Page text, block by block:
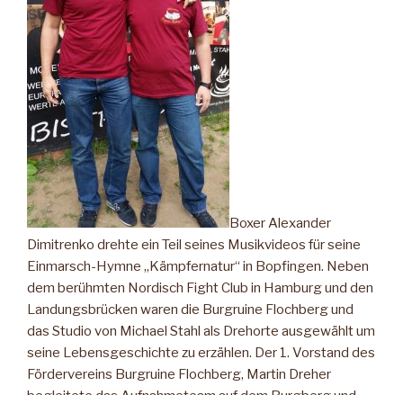
Boxer Alexander
Dimitrenko drehte ein Teil seines Musikvideos für seine
Einmarsch-Hymne „Kämpfernatur“ in Bopfingen. Neben
dem berühmten Nordisch Fight Club in Hamburg und den
Landungsbrücken waren die Burgruine Flochberg und
das Studio von Michael Stahl als Drehorte ausgewählt um
seine Lebensgeschichte zu erzählen. Der 1. Vorstand des
Fördervereins Burgruine Flochberg, Martin Dreher